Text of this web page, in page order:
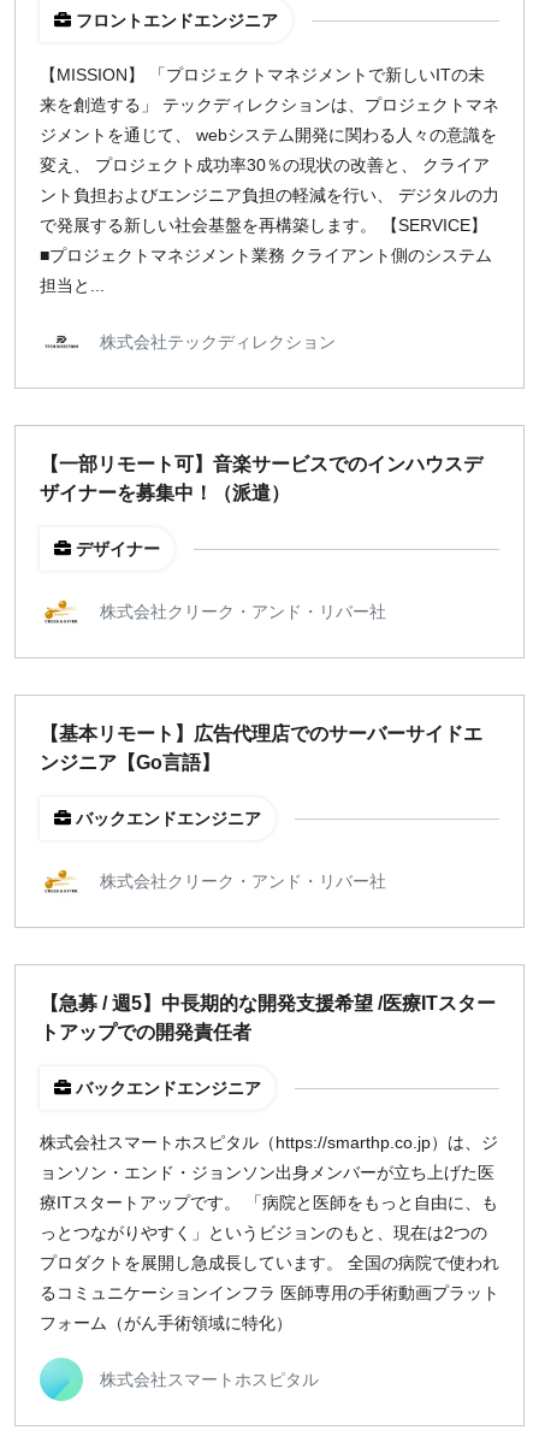
フロントエンドエンジニア
【MISSION】 「プロジェクトマネジメントで新しいITの未
来を創造する」 テックディレクションは、プロジェクトマネ
ジメントを通じて、 webシステム開発に関わる人々の意識を
変え、 プロジェクト成功率30％の現状の改善と、 クライア
ント負担およびエンジニア負担の軽減を行い、 デジタルの力
で発展する新しい社会基盤を再構築します。 【SERVICE】
■プロジェクトマネジメント業務 クライアント側のシステム
担当と...
株式会社テックディレクション
【一部リモート可】音楽サービスでのインハウスデ
ザイナーを募集中！（派遣）
デザイナー
株式会社クリーク・アンド・リバー社
【基本リモート】広告代理店でのサーバーサイドエ
ンジニア【Go言語】
バックエンドエンジニア
株式会社クリーク・アンド・リバー社
【急募 / 週5】中長期的な開発支援希望 /医療ITスター
トアップでの開発責任者
バックエンドエンジニア
株式会社スマートホスピタル（https://smarthp.co.jp）は、ジ
ョンソン・エンド・ジョンソン出身メンバーが立ち上げた医
療ITスタートアップです。 「病院と医師をもっと自由に、も
っとつながりやすく」というビジョンのもと、現在は2つの
プロダクトを展開し急成長しています。 全国の病院で使われ
るコミュニケーションインフラ 医師専用の手術動画プラット
フォーム（がん手術領域に特化）
株式会社スマートホスピタル